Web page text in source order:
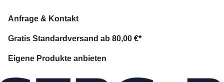
Anfrage & Kontakt
Gratis Standardversand ab 80,00 €*
Eigene Produkte anbieten